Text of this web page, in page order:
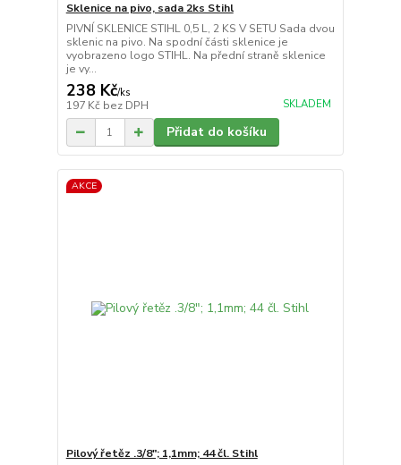
Sklenice na pivo, sada 2ks Stihl
PIVNÍ SKLENICE STIHL 0,5 L, 2 KS V SETU Sada dvou
sklenic na pivo. Na spodní části sklenice je
vyobrazeno logo STIHL. Na přední straně sklenice
je vy...
238 Kč/ks
197 Kč bez DPH SKLADEM
Přidat do košíku
AKCE
Pilový řetěz .3/8"; 1,1mm; 44 čl. Stihl